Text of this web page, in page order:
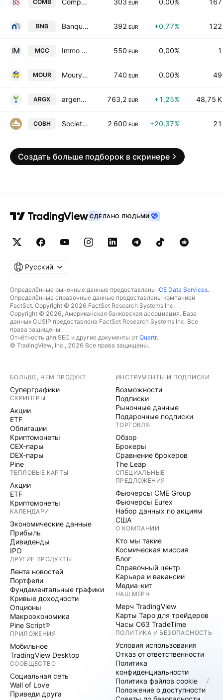
COMB Compagnie du Bois Sauvage SA 303 EUR 0,00% 167
BNB Banque nationale de Belgique SA 392 EUR +0,77% 122
MCC Immo Mechelen City Center NV 550 EUR 0,00% 1
MOUR Moury Construct SA 740 EUR 0,00% 49
ARGX argenx SE 763,2 EUR +1,25% 48,75 K
COBH Societe commerciale de brasserie 2 600 EUR +20,37% 21
Создать больше подборок в скринере
СДЕЛАНО ЛЮДЬМИ
Русский
Определённые рыночные данные предоставлены ICE Data Services.
Определённые справочные данные предоставлены компанией
FactSet. Copyright © 2026 FactSet Research Systems Inc.
Copyright © 2026, Американская банковская ассоциация. База
данных CUSIP предоставлена FactSet Research Systems Inc. Все
права защищены.
Отчётность для SEC и другие документы от Quartr.
© TradingView, Inc., 2026 Все права защищены.
БОЛЬШЕ, ЧЕМ ПРОДУКТ
Суперграфики
СКРИНЕРЫ
Акции
ETF
Облигации
Криптомонеты
CEX-пары
DEX-пары
Pine
ТЕПЛОВЫЕ КАРТЫ
Акции
ETF
Криптомонеты
КАЛЕНДАРИ
Экономические данные
Прибыль
Дивиденды
IPO
ДРУГИЕ ПРОДУКТЫ
Лента новостей
Портфели
Фундаментальные графики
Кривые доходности
Опционы
Макроэкономика
Pine Script®
ПРИЛОЖЕНИЯ
Мобильное
TradingView Desktop
СООБЩЕСТВО
Социальная сеть
Wall of Love
Приведи друга
ИНСТРУМЕНТЫ И ПОДПИСКИ
Возможности
Подписки
Рыночные данные
Подарочные подписки
ТОРГОВЛЯ
Обзор
Брокеры
Сравнение брокеров
The Leap
СПЕЦИАЛЬНЫЕ
ПРЕДЛОЖЕНИЯ
Фьючерсы CME Group
Фьючерсы Eurex
Набор данных по акциям
США
О КОМПАНИИ
Кто мы такие
Космическая миссия
Блог
Справочный центр
Карьера и вакансии
Медиа-кит
НАШ МЕРЧ
Мерч TradingView
Карты Таро для трейдеров
Часы C63 TradeTime
ПОЛИТИКА И БЕЗОПАСНОСТЬ
Условия использования
Отказ от ответственности
Политика
конфиденциальности
Политика файлов cookie
Положение о доступности